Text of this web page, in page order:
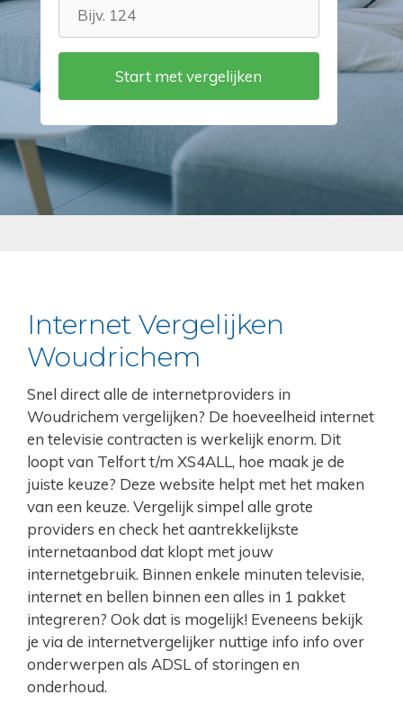
Internet Vergelijken
Woudrichem
Snel direct alle de internetproviders in
Woudrichem vergelijken? De hoeveelheid internet
en televisie contracten is werkelijk enorm. Dit
loopt van Telfort t/m XS4ALL, hoe maak je de
juiste keuze? Deze website helpt met het maken
van een keuze. Vergelijk simpel alle grote
providers en check het aantrekkelijkste
internetaanbod dat klopt met jouw
internetgebruik. Binnen enkele minuten televisie,
internet en bellen binnen een alles in 1 pakket
integreren? Ook dat is mogelijk! Eveneens bekijk
je via de internetvergelijker nuttige info info over
onderwerpen als ADSL of storingen en
onderhoud.